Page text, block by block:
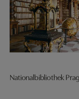
Nationalbibliothek Prag